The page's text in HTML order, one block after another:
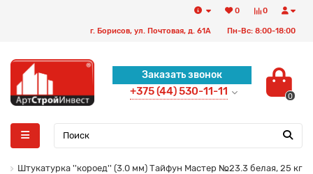
0
0
г. Борисов, ул. Почтовая, д. 61А Пн-Вс: 8:00-18:00
Заказать звонок
+375 (44) 530-11-11 0
Штукатурка ''короед'' (3.0 мм) Тайфун Мастер №23.3 белая, 25 кг